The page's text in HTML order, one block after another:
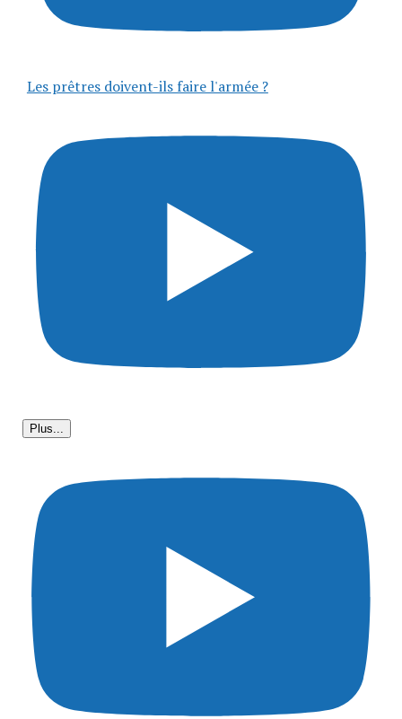
Les prêtres doivent-ils faire l'armée ?
Plus...